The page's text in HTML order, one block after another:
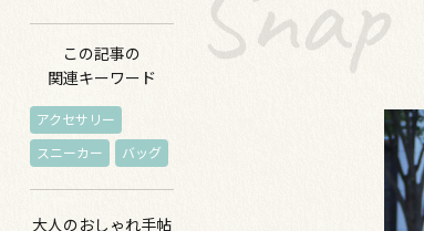
この記事の
関連キーワード
アクセサリー
スニーカー
バッグ
大人のおしゃれ手帖